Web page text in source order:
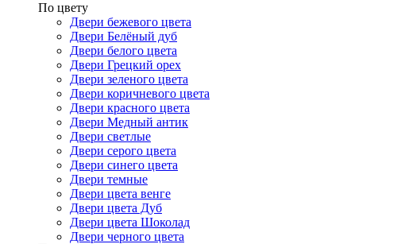
По цвету
Двери бежевого цвета
Двери Белёный дуб
Двери белого цвета
Двери Грецкий орех
Двери зеленого цвета
Двери коричневого цвета
Двери красного цвета
Двери Медный антик
Двери светлые
Двери серого цвета
Двери синего цвета
Двери темные
Двери цвета венге
Двери цвета Дуб
Двери цвета Шоколад
Двери черного цвета